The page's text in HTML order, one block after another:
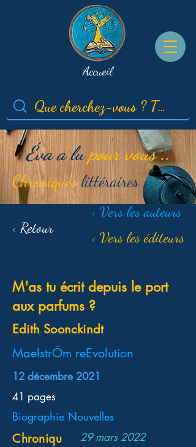
Accueil
Éva a lupour vous ..
Chroniqueslittéraires
< Retour
< Vers les auteurs
< Vers les éditeurs
M'as tu écrit depuis le port
aux parfums ?
Edith Soonckindt
MaelstrÖm reEvolution
12 décembre 2021
41 pages
Biographie Nouvelles
Chroniqu
29 mars 2022